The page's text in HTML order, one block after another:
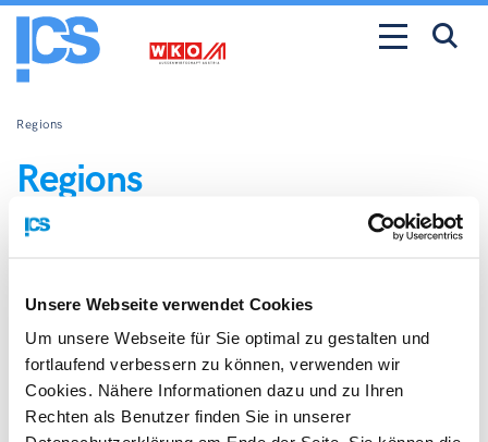
Unsere Webseite verwendet Cookies
Um unsere Webseite für Sie optimal zu gestalten und
fortlaufend verbessern zu können, verwenden wir
Cookies. Nähere Informationen dazu und zu Ihren
Rechten als Benutzer finden Sie in unserer
Regions
Regions